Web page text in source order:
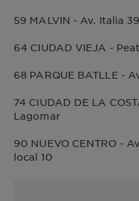
59 MALVIN - Av. Italia
64 CIUDAD VIEJA -
68 PARQUE BATLLE -
74 CIUDAD DE LA
Lagomar
90 NUEVO CENTRO -
local 10